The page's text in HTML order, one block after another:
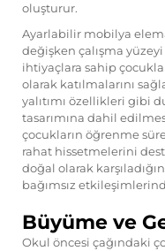
oluşturur.
Ayarlabilir mobilya
değişken çalışma
ihtiyaçlara sahip
olarak katılmalarını
yalıtımı özellikleri gibi
tasarımına dahil
çocukların öğrenme
rahat hissetmelerini
doğal olarak
bağımsız
Büyüme ve
Okul öncesi çağındaki